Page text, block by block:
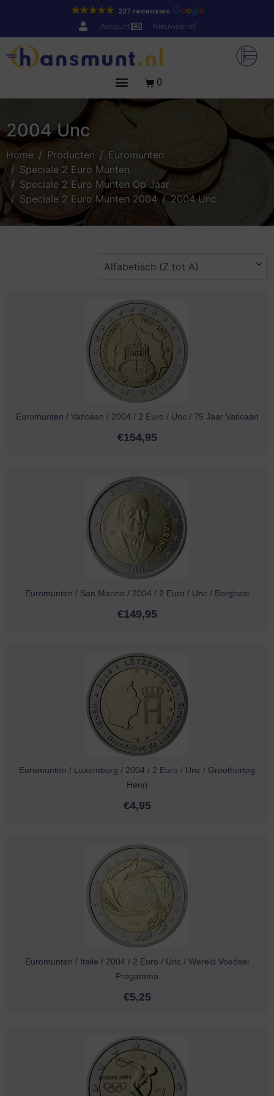
227 recensies
Account Nieuwsbrief
0
2004 Unc
Home Producten
Euromunten
Speciale 2 Euro Munten
Speciale 2 Euro Munten Op Jaar
Speciale 2 Euro Munten 2004
2004 Unc
Euromunten / Vaticaan / 2004 / 2 Euro / Unc / 75 Jaar Vaticaan
€154,95
Euromunten / San Marino / 2004 / 2 Euro / Unc / Borghesi
€149,95
Euromunten / Luxemburg / 2004 / 2 Euro / Unc / Groothertog
Henri
€4,95
Euromunten / Italie / 2004 / 2 Euro / Unc / Wereld Voedsel
Progamma
€5,25